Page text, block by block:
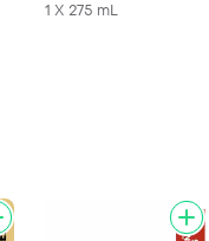
1 X 275 mL